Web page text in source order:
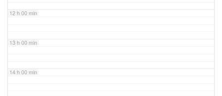
12 h 00 min
13 h 00 min
14 h 00 min